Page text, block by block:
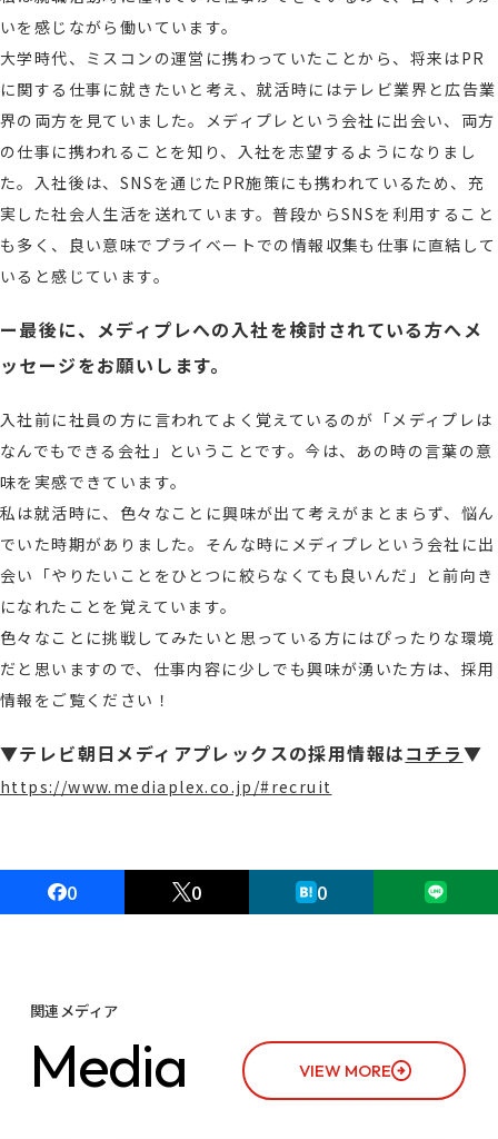
いを感じながら働いています。
大学時代、ミスコンの運営に携わっていたことから、将来はPR
に関する仕事に就きたいと考え、就活時にはテレビ業界と広告業
界の両方を見ていました。メディプレという会社に出会い、両方
の仕事に携われることを知り、入社を志望するようになりまし
た。入社後は、SNSを通じたPR施策にも携われているため、充
実した社会人生活を送れています。普段からSNSを利用すること
も多く、良い意味でプライベートでの情報収集も仕事に直結して
いると感じています。
ー最後に、メディプレへの入社を検討されている方へメ
ッセージをお願いします。
入社前に社員の方に言われてよく覚えているのが「メディプレは
なんでもできる会社」ということです。今は、あの時の言葉の意
味を実感できています。
私は就活時に、色々なことに興味が出て考えがまとまらず、悩ん
でいた時期がありました。そんな時にメディプレという会社に出
会い「やりたいことをひとつに絞らなくても良いんだ」と前向き
になれたことを覚えています。
色々なことに挑戦してみたいと思っている方にはぴったりな環境
だと思いますので、仕事内容に少しでも興味が湧いた方は、採用
情報をご覧ください！
▼テレビ朝日メディアプレックスの採用情報はコチラ▼
https://www.mediaplex.co.jp/#recruit
0 0 0
関連メディア
Media VIEW MORE